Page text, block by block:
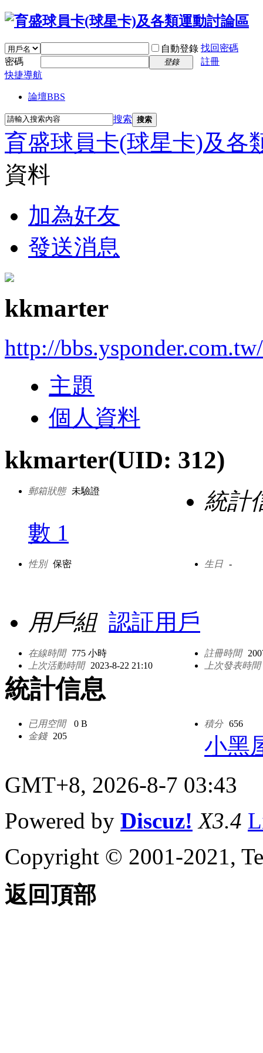
自動登錄 找回密碼
密碼
登錄
註冊
快捷導航
論壇BBS
搜索 搜索
育盛球員卡(球星卡)及各
資料
加為好友
發送消息
kkmarter
http://
主題
個人資料
kkmarter(UID: 312)
郵箱狀態 未驗證
統計
數 1
性別 保密 生日 -
用戶組 認証用戶
在線時間 775 小時 註冊時間
上次活動時間
2023-8-22 21:10 上次發表時間
統計信息
已用空間 0 B 積分 656
金錢
205
小黑
GMT+8, 2026-8-7 03:43
Powered by Discuz! X3.4
Copyright © 2001-2021,
返回頂部